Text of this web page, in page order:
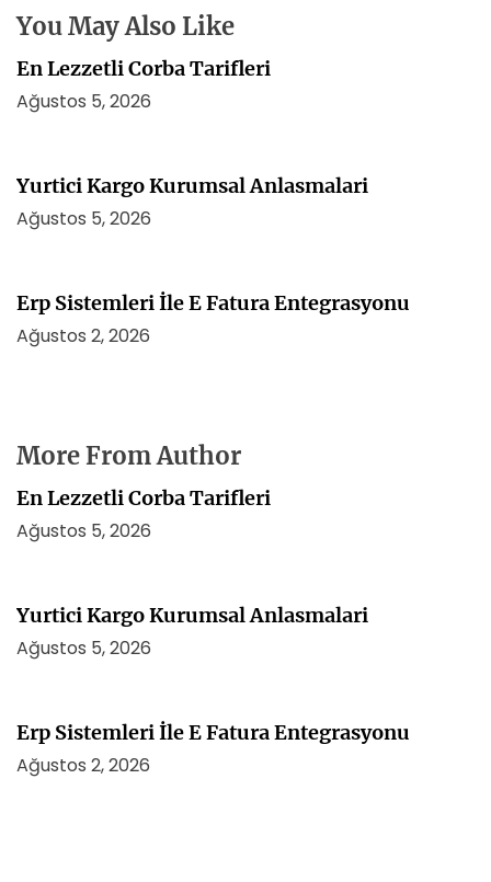
i
You May Also Like
En Lezzetli Corba Tarifleri
Ağustos 5, 2026
Yurtici Kargo Kurumsal Anlasmalari
Ağustos 5, 2026
Erp Sistemleri İle E Fatura Entegrasyonu
Ağustos 2, 2026
More From Author
En Lezzetli Corba Tarifleri
Ağustos 5, 2026
Yurtici Kargo Kurumsal Anlasmalari
Ağustos 5, 2026
Erp Sistemleri İle E Fatura Entegrasyonu
Ağustos 2, 2026